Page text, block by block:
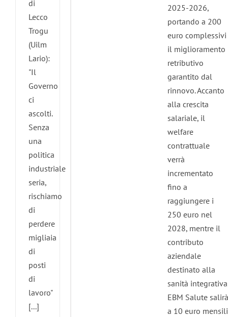
di
Lecco
Trogu
(Uilm
Lario):
"Il
Governo
ci
ascolti.
Senza
una
politica
industriale
seria,
rischiamo
di
perdere
migliaia
di
posti
di
lavoro"
[...]
2025-2026,
portando a 200
euro complessivi
il miglioramento
retributivo
garantito dal
rinnovo. Accanto
alla crescita
salariale, il
welfare
contrattuale
verrà
incrementato
fino a
raggiungere i
250 euro nel
2028, mentre il
contributo
aziendale
destinato alla
sanità integrativa
EBM Salute salirà
a 10 euro mensili